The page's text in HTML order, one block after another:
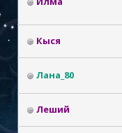
Кыся
Лана_80
Леший